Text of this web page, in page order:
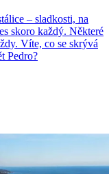
– sladkosti, na
skoro každý. Některé
Víte, co se skrývá
Pedro?